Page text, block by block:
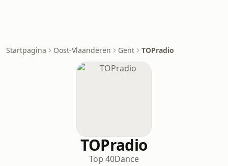
Startpagina Oost-Vlaanderen Gent TOPradio
TOPradio
Top 40Dance